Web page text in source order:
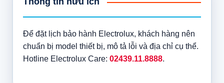
Để đặt lịch bảo hành Electrolux, khách hàng nên
chuẩn bị model thiết bị, mô tả lỗi và địa chỉ cụ thể.
Hotline Electrolux Care: 02439.11.8888.